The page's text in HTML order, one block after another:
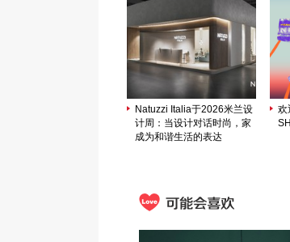
Natuzzi Italia于2026米兰设
计周：当设计对话时尚，家
成为和谐生活的表达
欢